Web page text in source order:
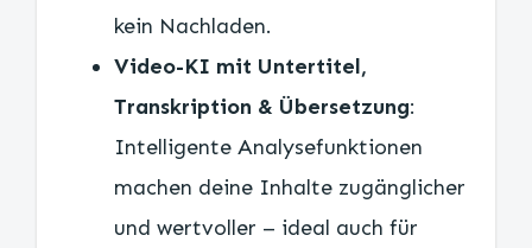
kein Nachladen.
Video-KI mit Untertitel,
Transkription & Übersetzung:
Intelligente Analysefunktionen
machen deine Inhalte zugänglicher
und wertvoller – ideal auch für